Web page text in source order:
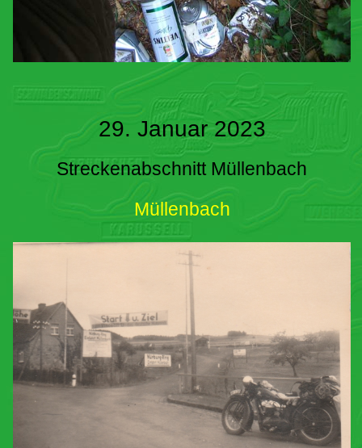
29. Januar 2023
Streckenabschnitt Müllenbach
Müllenbach